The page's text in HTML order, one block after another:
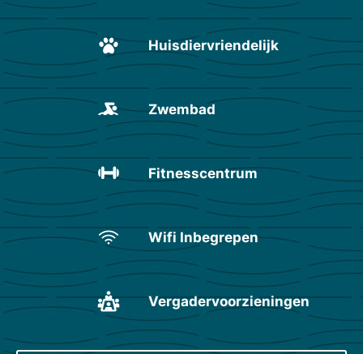
Huisdiervriendelijk
Zwembad
Fitnesscentrum
Wifi Inbegrepen
Vergadervoorzieningen